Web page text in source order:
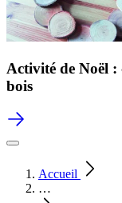
Activité de Noël
bois
Accueil
…